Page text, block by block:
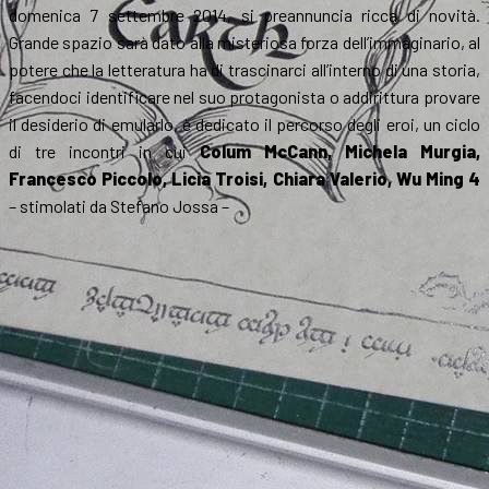
domenica 7 settembre 2014, si preannuncia ricca di novità.
Grande spazio sarà dato alla misteriosa forza dell’immaginario, al
potere che la letteratura ha di trascinarci all’interno di una storia,
facendoci identificare nel suo protagonista o addirittura provare
il desiderio di emularlo, è dedicato il percorso degli eroi, un ciclo
di tre incontri in cuiColum McCann, Michela Murgia,
Francesco Piccolo, Licia Troisi, Chiara Valerio, Wu Ming 4
– stimolati da Stefano Jossa –